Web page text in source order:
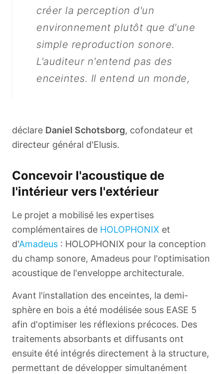
créer la perception d'un
environnement plutôt que d'une
simple reproduction sonore.
L'auditeur n'entend pas des
enceintes. Il entend un monde,
déclare Daniel Schotsborg, cofondateur et
directeur général d'Elusis.
Concevoir l'acoustique de
l'intérieur vers l'extérieur
Le projet a mobilisé les expertises
complémentaires de HOLOPHONIX et
d'Amadeus : HOLOPHONIX pour la conception
du champ sonore, Amadeus pour l'optimisation
acoustique de l'enveloppe architecturale.
Avant l'installation des enceintes, la demi-
sphère en bois a été modélisée sous EASE 5
afin d'optimiser les réflexions précoces. Des
traitements absorbants et diffusants ont
ensuite été intégrés directement à la structure,
permettant de développer simultanément